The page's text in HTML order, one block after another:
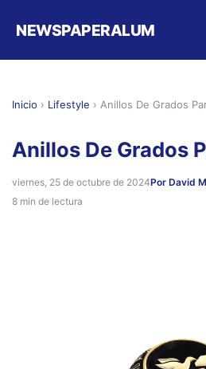
NEWSPAPERALUM
Inicio › Lifestyle › Anillos De Grados
Anillos De Grados
viernes, 25 de octubre de 2024Por David
8 min de lectura